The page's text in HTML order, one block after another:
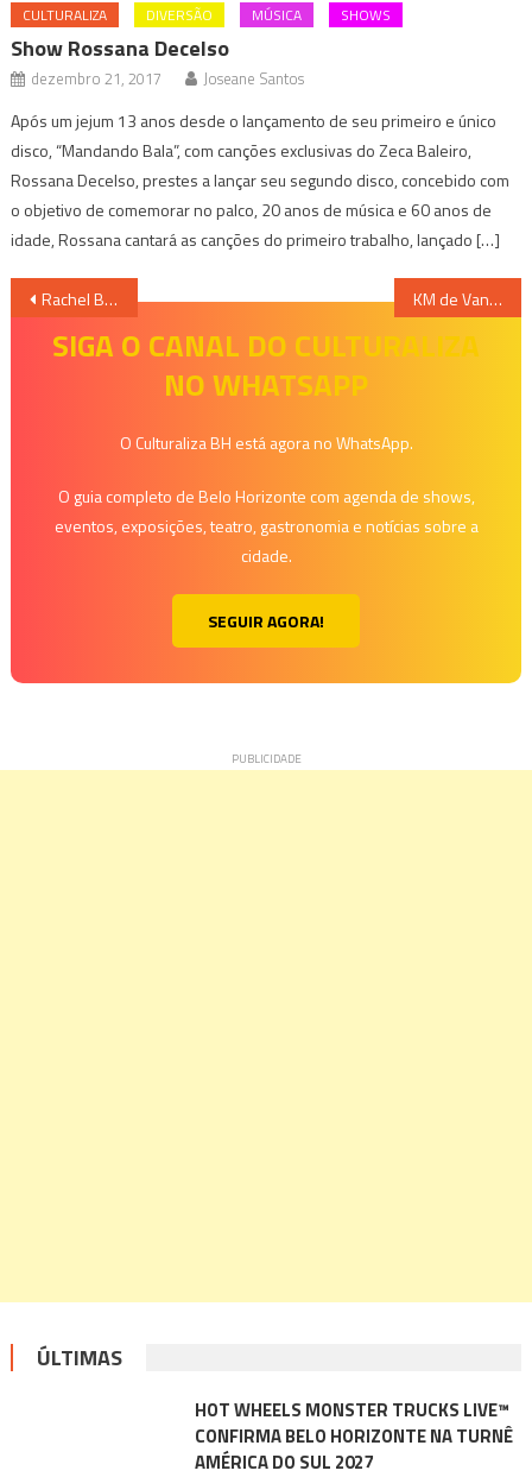
CULTURALIZA DIVERSÃO MÚSICA SHOWS
Show Rossana Decelso
dezembro 21, 2017 Joseane Santos
Após um jejum 13 anos desde o lançamento de seu primeiro e único
disco, “Mandando Bala”, com canções exclusivas do Zeca Baleiro,
Rossana Decelso, prestes a lançar seu segundo disco, concebido com
o objetivo de comemorar no palco, 20 anos de música e 60 anos de
idade, Rossana cantará as canções do primeiro trabalho, lançado […]
Navegação
Rachel Barton Pine participa do encerramento do Festival Leonard Bernstein! KM de Vantagens Hall recebe espetáculo Authentic Games Aventura no Circo
SIGA O CANAL DO CULTURALIZA
NO WHATSAPP
O Culturaliza BH está agora no WhatsApp.
O guia completo de Belo Horizonte com agenda de shows,
eventos, exposições, teatro, gastronomia e notícias sobre a
cidade.
SEGUIR AGORA!
ÚLTIMAS
HOT WHEELS MONSTER TRUCKS LIVE™
CONFIRMA BELO HORIZONTE NA TURNÊ
AMÉRICA DO SUL 2027